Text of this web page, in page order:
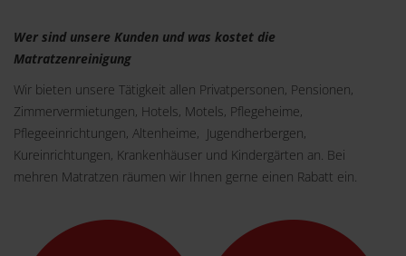
Wer sind unsere Kunden und was kostet die
Matratzenreinigung
Wir bieten unsere Tätigkeit allen Privatpersonen, Pensionen,
Zimmervermietungen, Hotels, Motels, Pflegeheime,
Pflegeeinrichtungen, Altenheime, Jugendherbergen,
Kureinrichtungen, Krankenhäuser und Kindergärten an. Bei
mehren Matratzen räumen wir Ihnen gerne einen Rabatt ein.